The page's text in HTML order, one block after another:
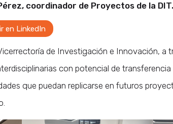
coordinador de Proyectos de la DIT.
en LinkedIn
de Investigación e Innovación, a
con potencial de
que puedan replicarse en futuros